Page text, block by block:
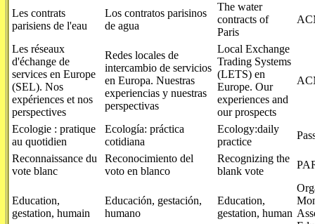
Les contrats
parisiens de l'eau
Los contratos parisinos
de agua
The water
contracts of
Paris
Les réseaux
d'échange de
services en Europe
(SEL). Nos
expériences et nos
perspectives
Redes locales de
intercambio de servicios
en Europa. Nuestras
experiencias y nuestras
perspectivas
Local Exchange
Trading Systems
(LETS) en
Europe. Our
experiences and
our prospects
Ecologie : pratique
au quotidien
Ecología: práctica
cotidiana
Ecology:daily
practice
Reconnaissance du
vote blanc
Reconocimiento del
voto en blanco
Recognizing the
blank vote
Education,
gestation, humain
Educación, gestación,
humano
Education,
gestation, human